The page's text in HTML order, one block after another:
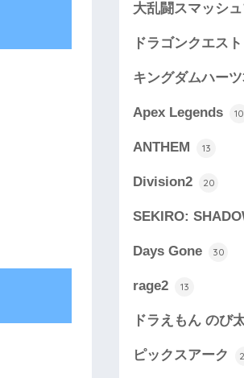
大乱闘スマッシ
ドラゴンクエス
キングダムハー
Apex Legends 10
ANTHEM 13
Division2 20
SEKIRO:
Days Gone 30
rage2 13
ドラえもん のび
ピックスアーク